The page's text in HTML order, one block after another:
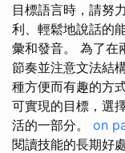
目標語言時，請努
利、輕鬆地說話的
彙和發音。 為了在
節奏並注意文法結
種方便而有趣的方
可實現的目標，選
活的一部分。 on
閱讀技能的長期好